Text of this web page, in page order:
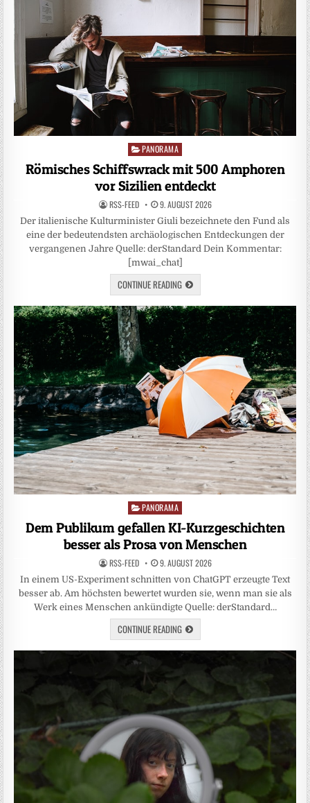
Posted
in
PANORAMA
Römisches Schiffswrack mit 500 Amphoren
vor Sizilien entdeckt
RSS-FEED 9. AUGUST 2026
Der italienische Kulturminister Giuli bezeichnete den Fund als
eine der bedeutendsten archäologischen Entdeckungen der
vergangenen Jahre Quelle: derStandard Dein Kommentar:
[mwai_chat]
CONTINUE READING
Posted
in
PANORAMA
Dem Publikum gefallen KI-Kurzgeschichten
besser als Prosa von Menschen
RSS-FEED 9. AUGUST 2026
In einem US-Experiment schnitten von ChatGPT erzeugte Text
besser ab. Am höchsten bewertet wurden sie, wenn man sie als
Werk eines Menschen ankündigte Quelle: derStandard…
CONTINUE READING